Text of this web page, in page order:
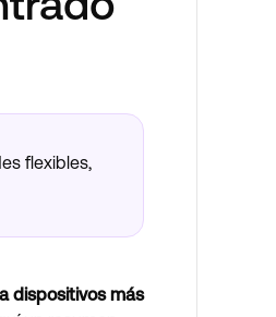
flexibles,
dispositivos más